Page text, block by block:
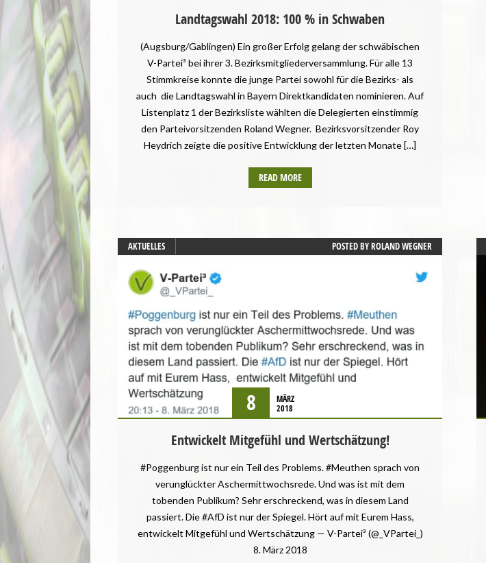
Landtagswahl 2018: 100 % in Schwaben
(Augsburg/Gablingen) Ein großer Erfolg gelang der schwäbischen
V-Partei³ bei ihrer 3. Bezirksmitgliederversammlung. Für alle 13
Stimmkreise konnte die junge Partei sowohl für die Bezirks- als
auch die Landtagswahl in Bayern Direktkandidaten nominieren. Auf
Listenplatz 1 der Bezirksliste wählten die Delegierten einstimmig
den Parteivorsitzenden Roland Wegner. Bezirksvorsitzender Roy
Heydrich zeigte die positive Entwicklung der letzten Monate […]
READ MORE
AKTUELLES POSTED BYROLAND WEGNER
8
MÄRZ
2018
Entwickelt Mitgefühl und Wertschätzung!
#Poggenburg ist nur ein Teil des Problems. #Meuthen sprach von
verunglückter Aschermittwochsrede. Und was ist mit dem
tobenden Publikum? Sehr erschreckend, was in diesem Land
passiert. Die #AfD ist nur der Spiegel. Hört auf mit Eurem Hass,
entwickelt Mitgefühl und Wertschätzung — V-Partei³ (@_VPartei_)
8. März 2018